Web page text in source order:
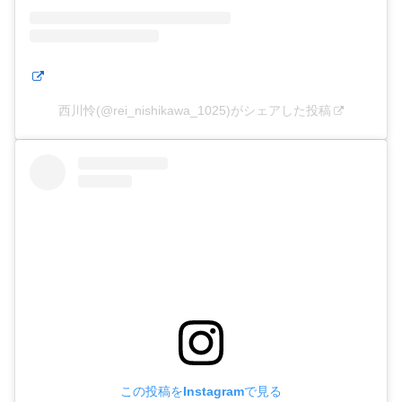
西川怜(@rei_nishikawa_1025)がシェアした投稿
この投稿をInstagramで見る